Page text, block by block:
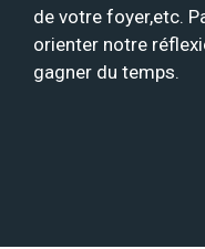
de votre foyer,etc.
orienter notre
gagner du temps.